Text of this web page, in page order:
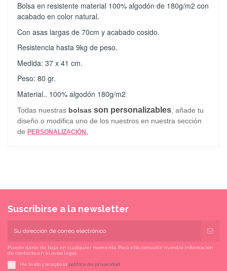
Bolsa en resistente material 100% algodón de 180g/m2 con
acabado en color natural.
Con asas largas de 70cm y acabado cosido.
Resistencia hasta 9kg de peso.
Medida: 37 x 41 cm.
Peso: 80 gr.
Material.. 100% algodón 180g/m2
Todas nuestras bolsas son personalizables , añade tu
diseño o modifica uno de los nuestros en nuestra sección
de PERSONALIZACIÓN.
Suscribirse a la newsletter
Puede darse de baja en cualquier momento. Para ello, consulte nuestra información
de contacto en el aviso legal.
He leído y acepto la política de privacidad